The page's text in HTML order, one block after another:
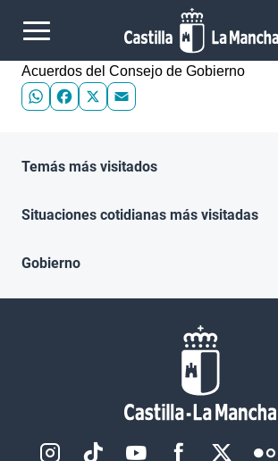
Acuerdos del Consejo de Gobierno
WhatsApp
Facebook
X
Temás más visitados
Situaciones cotidianas más visitadas
Gobierno
Redes sociales JCCM